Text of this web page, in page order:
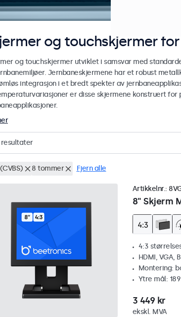
og touchskjermer
og touchskjermer utviklet i samsvar med
Jernbaneskjermene har et robust
integrasjon i et bredt spekter av
er disse skjermene konstruert
resultater
8 tommer Fjern alle
8" Skjerm
Artikkelnr.:
4:3
HDMI, VGA,
Montering:
Ytre mål:
3 449 kr
ekskl. MVA